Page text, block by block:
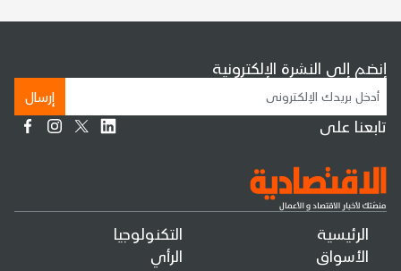
الرئيسية
الأسواق
التكنولوجيا
الرأي
إنضم إلى النشرة الإلكترونية
إرسال
تابعنا على